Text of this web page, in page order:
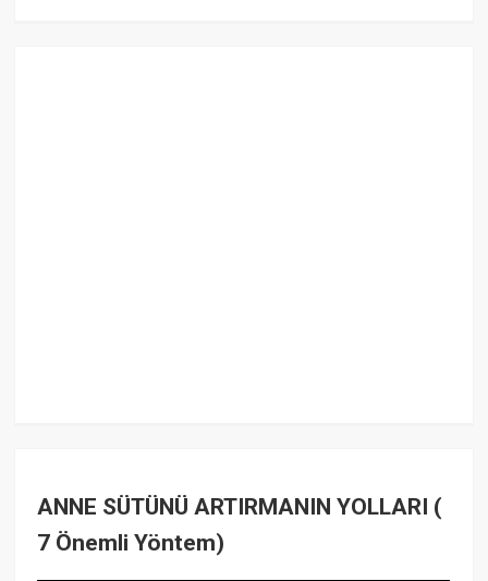
ANNE SÜTÜNÜ ARTIRMANIN YOLLARI (
7 Önemli Yöntem)